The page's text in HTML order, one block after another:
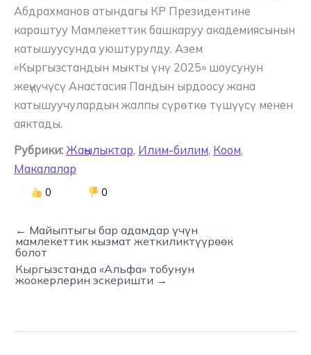
Абдрахманов атындагы КР Президентине
караштуу Мамлекеттик башкаруу академиясынын
катышуусунда уюштурулду. Азем
«Кыргызстандын мыкты үнү 2025» шоусунун
жеңүүчүсү Анастасия Пандын ырдоосу жана
катышуучулардын жалпы сүрөткө түшүүсү менен
аяктады.
Рубрики: Жаңылыктар, Илим-билим, Коом,
Макалалар
0 0
← Майыптыгы бар адамдар үчүн
мамлекеттик кызмат жеткиликтүүрөөк
болот
Кыргызстанда «Альфа» тобунун
жоокерлерин эскеришти →